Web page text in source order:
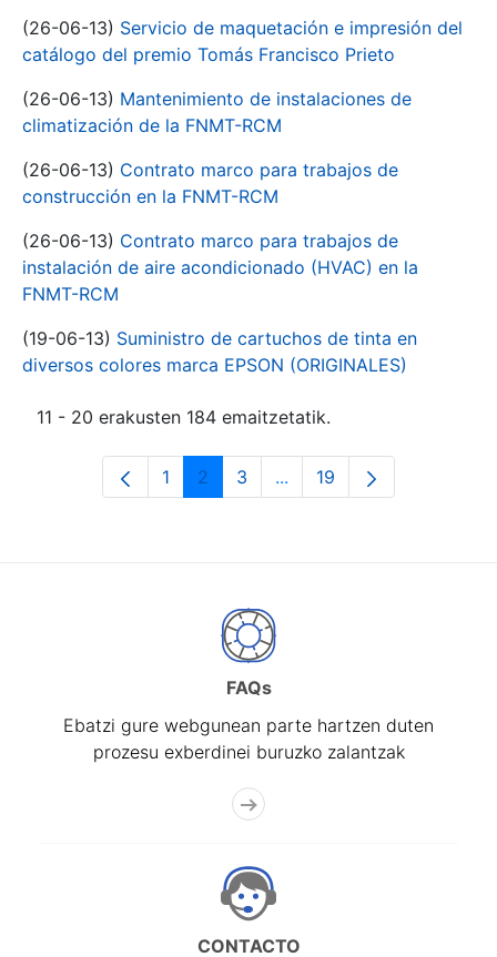
(26-06-13) Servicio de maquetación e impresión del
catálogo del premio Tomás Francisco Prieto
(26-06-13) Mantenimiento de instalaciones de
climatización de la FNMT-RCM
(26-06-13) Contrato marco para trabajos de
construcción en la FNMT-RCM
(26-06-13) Contrato marco para trabajos de
instalación de aire acondicionado (HVAC) en la
FNMT-RCM
(19-06-13) Suministro de cartuchos de tinta en
diversos colores marca EPSON (ORIGINALES)
11 - 20 erakusten 184 emaitzetatik.
Orrialdea
1 Orrialdea
2 Orrialdea
3 ...Intermediate Pages Use
Orrialdea
19
FAQs
Ebatzi gure webgunean parte hartzen duten
prozesu exberdinei buruzko zalantzak
CONTACTO